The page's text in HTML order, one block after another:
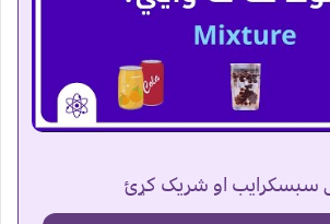
سبسکرایب او شریک کړئ